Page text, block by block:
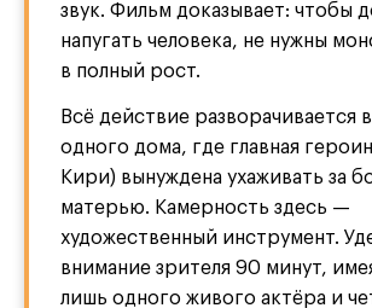
звук. Фильм доказывает: чтобы
напугать человека, не нужны
в полный рост.
Всё действие разворачивается
одного дома, где главная
Кири) вынуждена ухаживать за
матерью. Камерность здесь —
художественный инструмент.
внимание зрителя 90 минут,
лишь одного живого актёра и